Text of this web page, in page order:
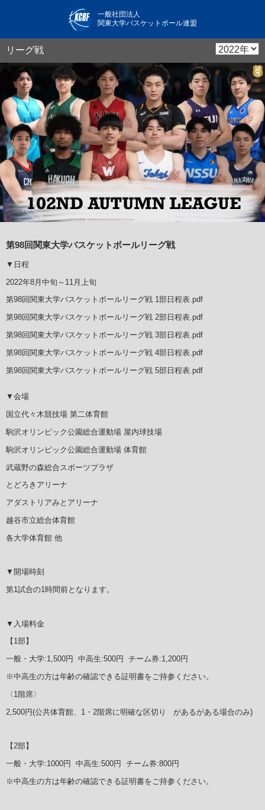
一般社団法人
関東大学バスケットボール連盟
リーグ戦
第98回関東大学バスケットボールリーグ戦
▼日程
2022年8月中旬～11月上旬
第98回関東大学バスケットボールリーグ戦 1部日程表.pdf
第98回関東大学バスケットボールリーグ戦 2部日程表.pdf
第98回関東大学バスケットボールリーグ戦 3部日程表.pdf
第98回関東大学バスケットボールリーグ戦 4部日程表.pdf
第98回関東大学バスケットボールリーグ戦 5部日程表.pdf
▼会場
国立代々木競技場 第二体育館
駒沢オリンピック公園総合運動場 屋内球技場
駒沢オリンピック公園総合運動場 体育館
武蔵野の森総合スポーツプラザ
とどろきアリーナ
アダストリアみとアリーナ
越谷市立総合体育館
各大学体育館 他
▼開場時刻
第1試合の1時間前となります。
▼入場料金
【1部】
一般・大学:1,500円 中高生:500円 チーム券:1,200円
※中高生の方は年齢の確認できる証明書をご持参ください。
〈1階席〉
2,500円(公共体育館、1・2階席に明確な区切り があるがある場合のみ)
【2部】
一般・大学:1000円 中高生:500円 チーム券:800円
※中高生の方は年齢の確認できる証明書をご持参ください。